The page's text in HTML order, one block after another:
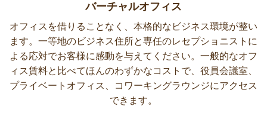
バーチャルオフィス
オフィスを借りることなく、本格的なビジネス環境が整い
ます。一等地のビジネス住所と専任のレセプショニストに
よる応対でお客様に感動を与えてください。一般的なオフ
ィス賃料と比べてほんのわずかなコストで、役員会議室、
プライベートオフィス、コワーキングラウンジにアクセス
できます。